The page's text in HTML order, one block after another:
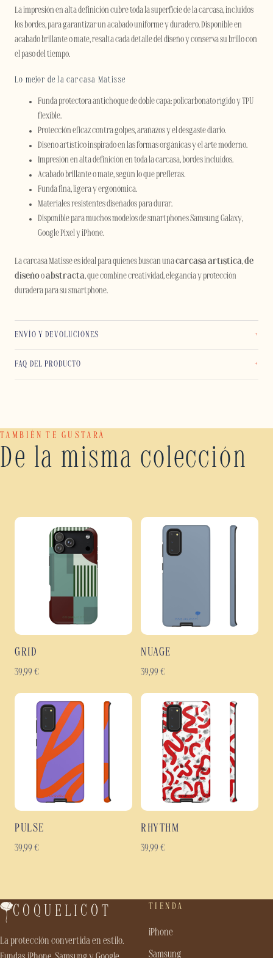
La impresión en alta definición cubre toda la superficie de la carcasa, incluidos
los bordes, para garantizar un acabado uniforme y duradero. Disponible en
acabado brillante o mate, resalta cada detalle del diseño y conserva su brillo con
el paso del tiempo.
Lo mejor de la carcasa Matisse
Funda protectora antichoque de doble capa: policarbonato rígido y TPU
flexible.
Protección eficaz contra golpes, arañazos y el desgaste diario.
Diseño artístico inspirado en las formas orgánicas y el arte moderno.
Impresión en alta definición en toda la carcasa, bordes incluidos.
Acabado brillante o mate, según lo que prefieras.
Funda fina, ligera y ergonómica.
Materiales resistentes diseñados para durar.
Disponible para muchos modelos de smartphones Samsung Galaxy,
Google Pixel y iPhone.
La carcasa Matisse es ideal para quienes buscan unacarcasa artística,de
diseñooabstracta, que combine creatividad, elegancia y protección
duradera para su smartphone.
ENVÍO Y DEVOLUCIONES
FAQ DEL PRODUCTO
TAMBIÉN TE GUSTARÁ
De la misma colección
GRID
39,99 €
NUAGE
39,99 €
PULSE
39,99 €
RHYTHM
39,99 €
COQUELICOT
La protección convertida en estilo.
TIENDA
iPhone
Samsung